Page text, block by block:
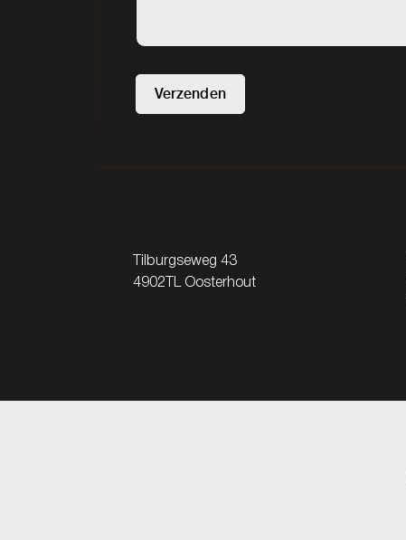
Verzenden
Tilburgseweg 43
4902TL Oosterhout